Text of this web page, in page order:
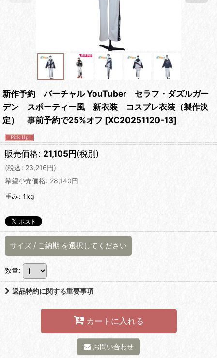
新作予約 バーチャル YouTuber セラフ・ダズルガー
デン スポーティー風 新衣装 コスプレ衣装（製作決
定） 事前予約で25%オフ [XC20251120-13]
販売価格: 21,105円(税別)
(税込: 23,216円)
希望小売価格: 28,140円
重み: 1kg
サイズ / ご納期 を選択してください
数量:
返品特約に関する重要事項
カートに入れる
お問い合わせ